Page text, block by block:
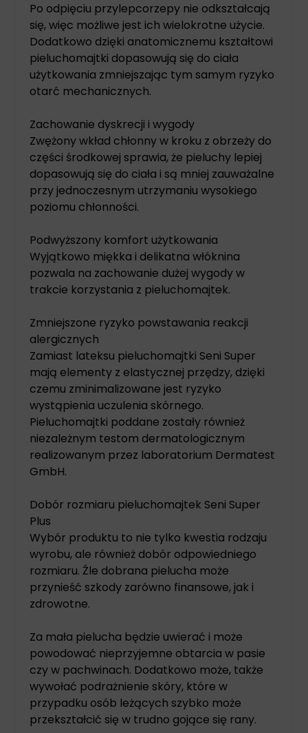
Po odpięciu przylepcorzepy nie odkształcają
się, więc możliwe jest ich wielokrotne użycie.
Dodatkowo dzięki anatomicznemu kształtowi
pieluchomajtki dopasowują się do ciała
użytkowania zmniejszając tym samym ryzyko
otarć mechanicznych.
Zachowanie dyskrecji i wygody
Zwężony wkład chłonny w kroku z obrzeży do
części środkowej sprawia, że pieluchy lepiej
dopasowują się do ciała i są mniej zauważalne
przy jednoczesnym utrzymaniu wysokiego
poziomu chłonności.
Podwyższony komfort użytkowania
Wyjątkowo miękka i delikatna włóknina
pozwala na zachowanie dużej wygody w
trakcie korzystania z pieluchomajtek.
Zmniejszone ryzyko powstawania reakcji
alergicznych
Zamiast lateksu pieluchomajtki Seni Super
mają elementy z elastycznej przędzy, dzięki
czemu zminimalizowane jest ryzyko
wystąpienia uczulenia skórnego.
Pieluchomajtki poddane zostały również
niezależnym testom dermatologicznym
realizowanym przez laboratorium Dermatest
GmbH.
Dobór rozmiaru pieluchomajtek Seni Super
Plus
Wybór produktu to nie tylko kwestia rodzaju
wyrobu, ale również dobór odpowiedniego
rozmiaru. Źle dobrana pielucha może
przynieść szkody zarówno finansowe, jak i
zdrowotne.
Za mała pielucha będzie uwierać i może
powodować nieprzyjemne obtarcia w pasie
czy w pachwinach. Dodatkowo może, także
wywołać podrażnienie skóry, które w
przypadku osób leżących szybko może
przekształcić się w trudno gojące się rany.